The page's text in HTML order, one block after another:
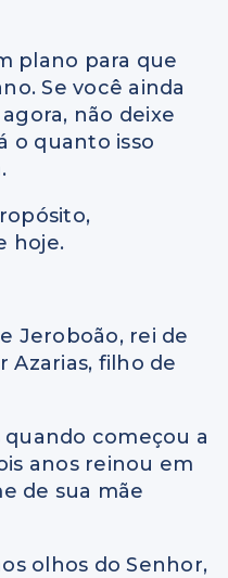
plano para que
Se você ainda
não deixe
o quanto isso
hoje.
Jeroboão, rei de
Azarias, filho de
quando começou a
anos reinou em
de sua mãe
olhos do Senhor,